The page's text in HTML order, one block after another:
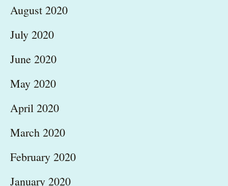
August 2020
July 2020
June 2020
May 2020
April 2020
March 2020
February 2020
January 2020